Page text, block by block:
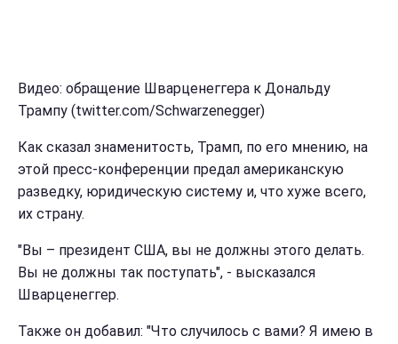
Видео: обращение Шварценеггера к Дональду
Трампу (twitter.com/Schwarzenegger)
Как сказал знаменитость, Трамп, по его мнению, на
этой пресс-конференции предал американскую
разведку, юридическую систему и, что хуже всего,
их страну.
"Вы – президент США, вы не должны этого делать.
Вы не должны так поступать", - высказался
Шварценеггер.
Также он добавил: "Что случилось с вами? Я имею в